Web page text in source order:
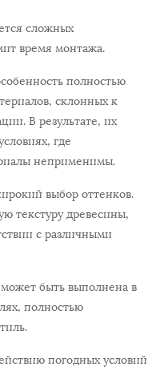
сложных
время монтажа.
полностью
склонных к
В результате, их
где
неприменимы.
выбор оттенков.
текстуру древесины,
с различными
быть выполнена в
полностью
погодных условий